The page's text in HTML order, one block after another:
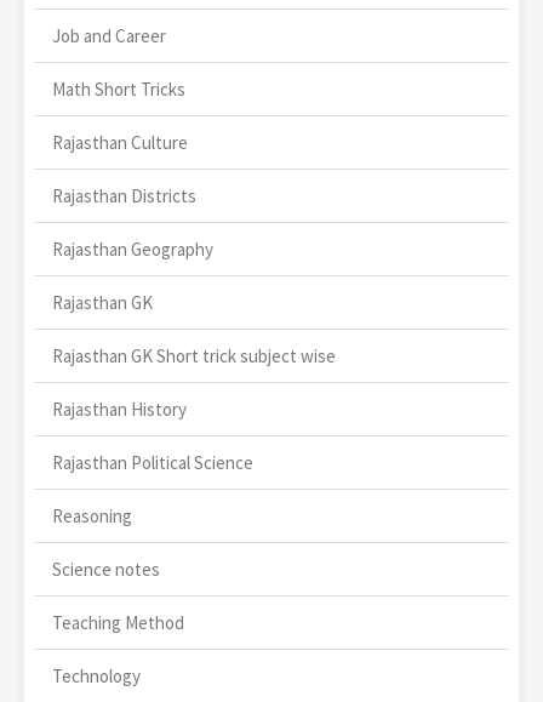
Job and Career
Math Short Tricks
Rajasthan Culture
Rajasthan Districts
Rajasthan Geography
Rajasthan GK
Rajasthan GK Short trick subject wise
Rajasthan History
Rajasthan Political Science
Reasoning
Science notes
Teaching Method
Technology